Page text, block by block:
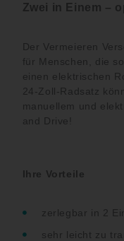
Zwei in Einem –
Der Vermeieren
für Menschen, die
einen elektrischen
24-Zoll-Radsatz
manuellem und
and Drive!
Ihre Vorteile
zerlegbar in 2
sehr leicht zu